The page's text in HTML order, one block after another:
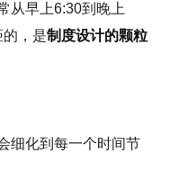
从早上6:30到晚上
，是制度设计的颗粒
细化到每一个时间节